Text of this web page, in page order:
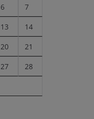
6 7
13 14
20 21
27 28